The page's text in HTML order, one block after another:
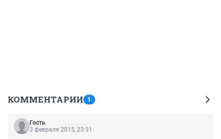
КОММЕНТАРИИ 1
Гость
3 февраля 2015, 23:31